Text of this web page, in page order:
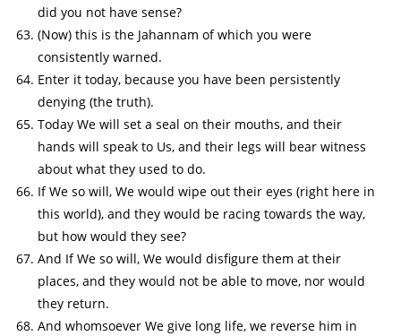
did you not have sense?
(Now) this is the Jahannam of which you were
consistently warned.
Enter it today, because you have been persistently
denying (the truth).
Today We will set a seal on their mouths, and their
hands will speak to Us, and their legs will bear witness
about what they used to do.
If We so will, We would wipe out their eyes (right here in
this world), and they would be racing towards the way,
but how would they see?
And If We so will, We would disfigure them at their
places, and they would not be able to move, nor would
they return.
And whomsoever We give long life, we reverse him in